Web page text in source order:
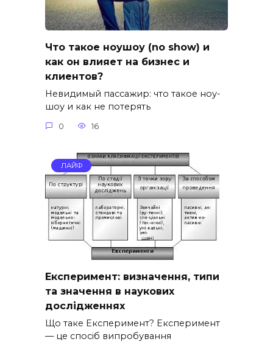
Что такое ноушоу (no show) и
как он влияет на бизнес и
клиентов?
Невидимый пассажир: что такое ноу-
шоу и как не потерять
0 16
ЛАЙФ
Експеримент: визначення, типи
та значення в наукових
дослідженнях
Що таке Експеримент? Експеримент
— це спосіб випробування